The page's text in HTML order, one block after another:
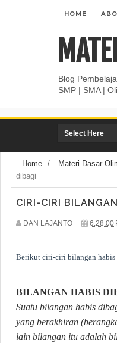
HOME
Blog
SMP | SMA |
Home / Materi Dasar
dibagi
CIRI-CIRI
DAN LAJANTO 6:28:00
Berikut ciri-ciri bilangan habis
BILANGAN HABIS
Suatu bilangan habis
yang berakhiran
lain bilangan itu adalah